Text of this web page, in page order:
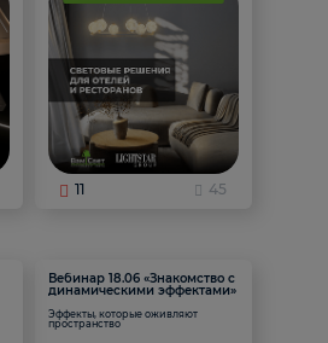
11 45
Вебинар 18.06 «Знакомство с
динамическими эффектами»
Эффекты, которые оживляют
пространство